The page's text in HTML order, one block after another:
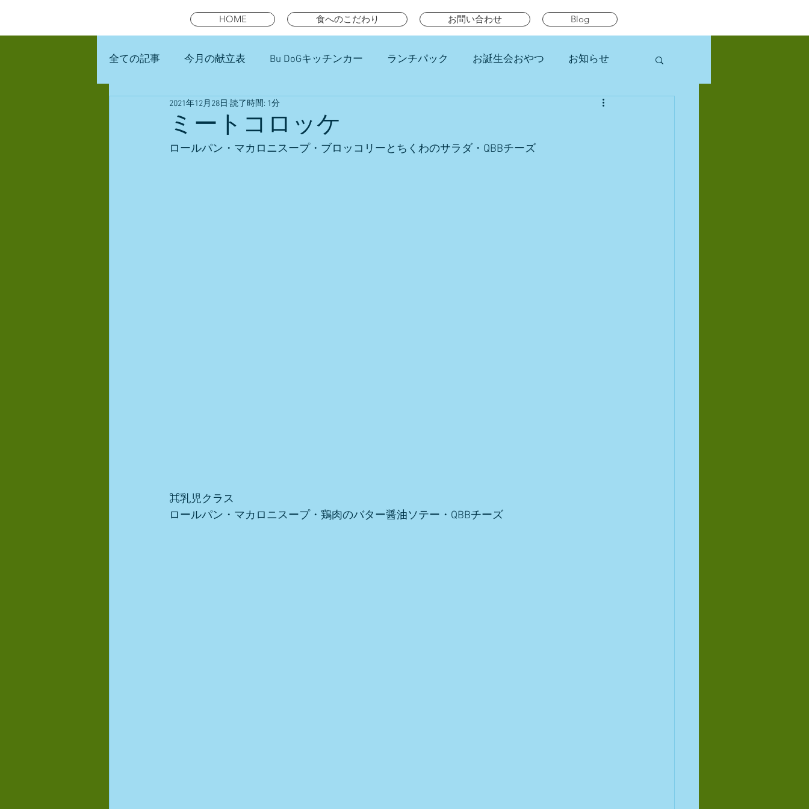
HOME 食へのこだわり お問い合わせ Blog
全ての記事 今月の献立表 Bu DoGキッチンカー ランチパック お誕生会おやつ お知らせ
未就園児スマイルキッズランチ
ミートコロッケ
2021年12月28日 読了時間: 1分
ロールパン・マカロニスープ・ブロッコリーとちくわのサラダ・QBBチーズ
⌘乳児クラス
ロールパン・マカロニスープ・鶏肉のバター醤油ソテー・QBBチーズ